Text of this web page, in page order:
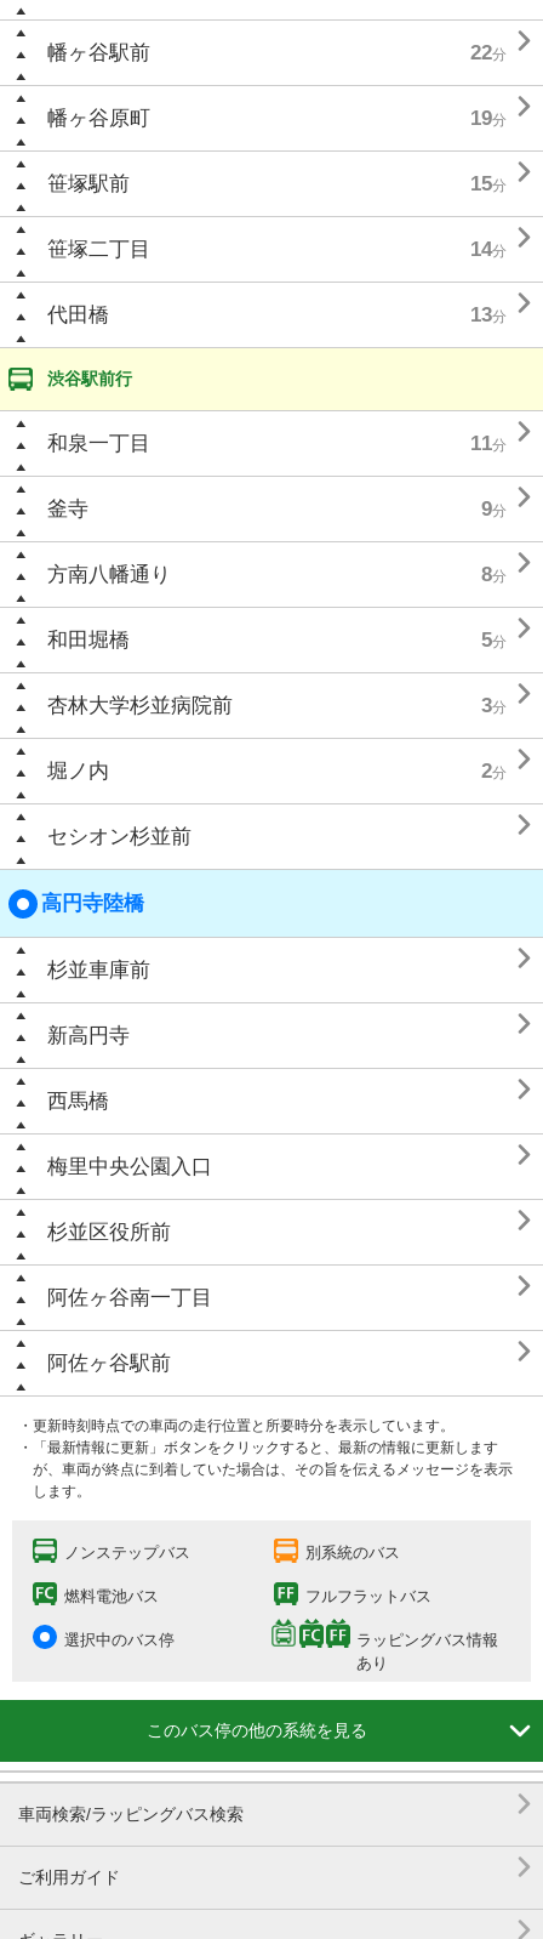
幡ヶ谷駅前 22分 
幡ヶ谷原町 19分 
笹塚駅前 15分 
笹塚二丁目 14分 
代田橋 13分 
渋谷駅前行
和泉一丁目 11分 
釜寺 9分 
方南八幡通り 8分 
和田堀橋 5分 
杏林大学杉並病院前 3分 
堀ノ内 2分 
セシオン杉並前 
高円寺陸橋
杉並車庫前 
新高円寺 
西馬橋 
梅里中央公園入口 
杉並区役所前 
阿佐ヶ谷南一丁目 
阿佐ヶ谷駅前 
・更新時刻時点での車両の走行位置と所要時分を表示しています。
・「最新情報に更新」ボタンをクリックすると、最新の情報に更新します
が、車両が終点に到着していた場合は、その旨を伝えるメッセージを表示
します。
ノンステップバス 別系統のバス
燃料電池バス フルフラットバス
選択中のバス停
ラッピングバス情報
あり
このバス停の他の系統を見る 
車両検索/ラッピングバス検索 
ご利用ガイド 